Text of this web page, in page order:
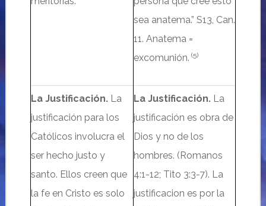
sea anatema.” S13, Can.
11. Anatema=
excomunión. (5)
La Justificación. La
justificación para los
Católicos involucra el
ser hecho justo y
santo. Ellos creen que
la fe en Cristo es solo
La Justificación. La
justificación es obra de
Dios y no de los
hombres. (Romanos
4:1-12; Tito 3:3-7). La
justificacion es por la